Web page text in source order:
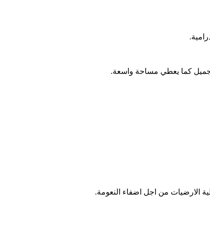
وجميل كما يعطي مساحة واسعة.
الارضيات من اجل اضفاء النعومة.